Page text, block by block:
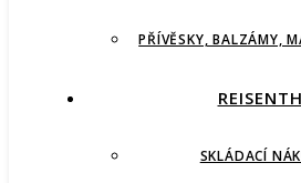
PŘÍVĚSKY, BALZÁMY,
SKLÁDACÍ